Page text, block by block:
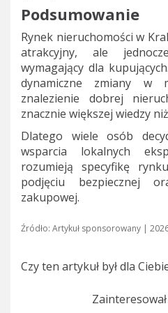
Podsumowanie
Rynek nieruchomości w
atrakcyjny, ale
wymagający dla
dynamiczne zmiany w
znalezienie dobrej
znacznie większej wiedzy
Dlatego wiele osób
wsparcia lokalnych
rozumieją specyfikę
podjęciu bezpiecznej
zakupowej.
Źródło: Artykuł sponsorowany |
Czy ten artykuł był dla